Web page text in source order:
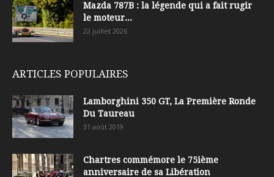
Mazda 787B : la légende qui a fait rugir
le moteur...
22 juillet 2026
ARTICLES POPULAIRES
Lamborghini 350 GT, La Première Ronde
Du Taureau
31 août 2019
Chartres commémore le 75ième
anniversaire de sa Libération